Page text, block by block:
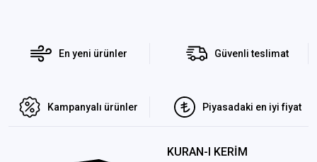
En yeni ürünler Güvenli teslimat
Kampanyalı ürünler Piyasadaki en iyi fiyat
KURAN-I KERİM